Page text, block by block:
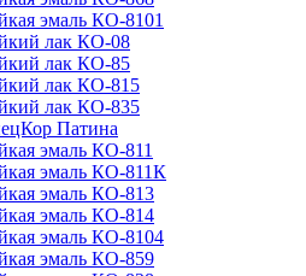
эмаль КО-8101
лак КО-08
лак КО-85
лак КО-815
лак КО-835
Патина
эмаль КО-811
эмаль КО-811К
эмаль КО-813
эмаль КО-814
эмаль КО-8104
эмаль КО-859